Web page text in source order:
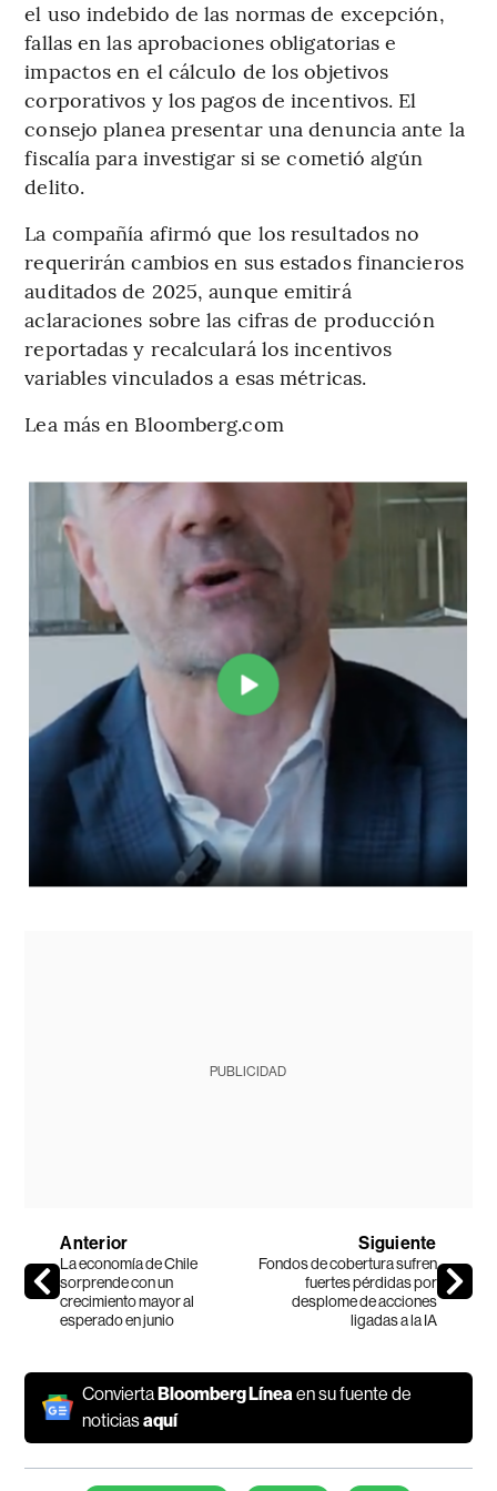
el uso indebido de las normas de excepción,
fallas en las aprobaciones obligatorias e
impactos en el cálculo de los objetivos
corporativos y los pagos de incentivos. El
consejo planea presentar una denuncia ante la
fiscalía para investigar si se cometió algún
delito.
La compañía afirmó que los resultados no
requerirán cambios en sus estados financieros
auditados de 2025, aunque emitirá
aclaraciones sobre las cifras de producción
reportadas y recalculará los incentivos
variables vinculados a esas métricas.
Lea más en Bloomberg.com
PUBLICIDAD
Anterior
La economía de Chile
sorprende con un
crecimiento mayor al
esperado en junio
Siguiente
Fondos de cobertura sufren
fuertes pérdidas por
desplome de acciones
ligadas a la IA
ConviertaBloomberg Línea en su fuente de
noticiasaquí